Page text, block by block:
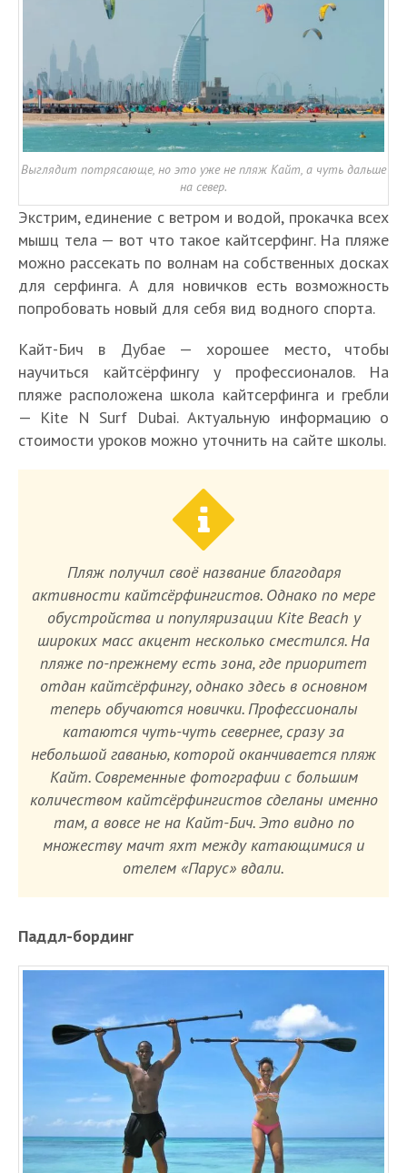
Выглядит потрясающе, но это уже не пляж Кайт, а чуть дальше
на север.
Экстрим, единение с ветром и водой, прокачка всех
мышц тела — вот что такое кайтсерфинг. На пляже
можно рассекать по волнам на собственных досках
для серфинга. А для новичков есть возможность
попробовать новый для себя вид водного спорта.
Кайт-Бич в Дубае — хорошее место, чтобы
научиться кайтсёрфингу у профессионалов. На
пляже расположена школа кайтсерфинга и гребли
— Kite N Surf Dubai. Актуальную информацию о
стоимости уроков можно уточнить на сайте школы.
Пляж получил своё название благодаря
активности кайтсёрфингистов. Однако по мере
обустройства и популяризации Kite Beach у
широких масс акцент несколько сместился. На
пляже по-прежнему есть зона, где приоритет
отдан кайтсёрфингу, однако здесь в основном
теперь обучаются новички. Профессионалы
катаются чуть-чуть севернее, сразу за
небольшой гаванью, которой оканчивается пляж
Кайт. Современные фотографии с большим
количеством кайтсёрфингистов сделаны именно
там, а вовсе не на Кайт-Бич. Это видно по
множеству мачт яхт между катающимися и
отелем «Парус» вдали.
Паддл-бординг